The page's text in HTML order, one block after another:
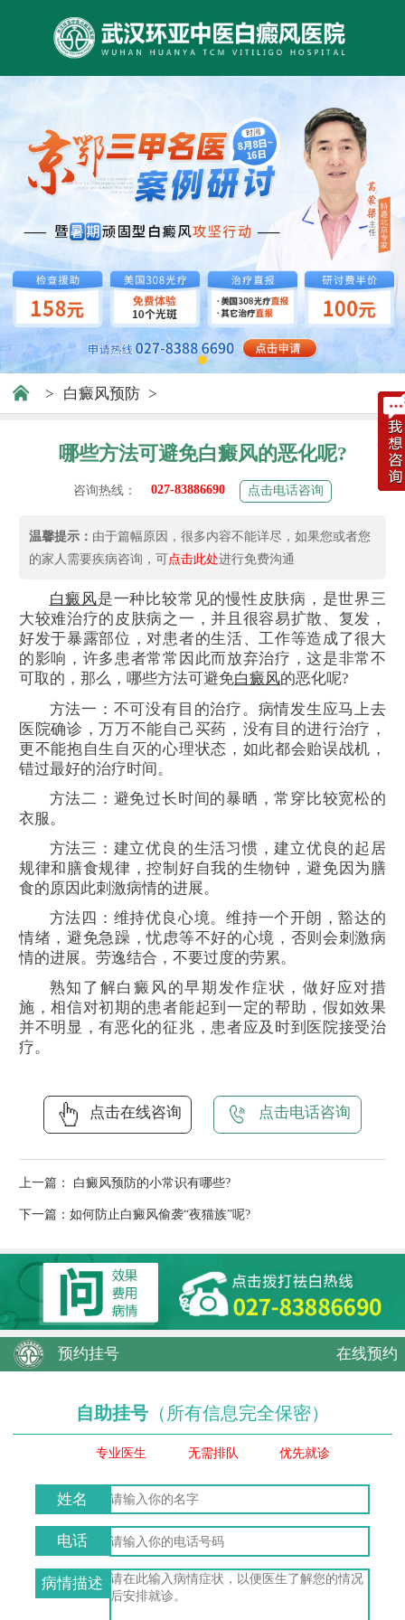
> 白癜风预防 >
哪些方法可避免白癜风的恶化呢?
咨询热线： 027-83886690 点击电话咨询
温馨提示： 由于篇幅原因，很多内容不能详尽，如果您或者您
的家人需要疾病咨询，可点击此处进行免费沟通
白癜风是一种比较常见的慢性皮肤病，是世界三
大较难治疗的皮肤病之一，并且很容易扩散、复发，
好发于暴露部位，对患者的生活、工作等造成了很大
的影响，许多患者常常因此而放弃治疗，这是非常不
可取的，那么，哪些方法可避免白癜风的恶化呢?
方法一：不可没有目的治疗。病情发生应马上去
医院确诊，万万不能自己买药，没有目的进行治疗，
更不能抱自生自灭的心理状态，如此都会贻误战机，
错过最好的治疗时间。
方法二：避免过长时间的暴晒，常穿比较宽松的
衣服。
方法三：建立优良的生活习惯，建立优良的起居
规律和膳食规律，控制好自我的生物钟，避免因为膳
食的原因此刺激病情的进展。
方法四：维持优良心境。维持一个开朗，豁达的
情绪，避免急躁，忧虑等不好的心境，否则会刺激病
情的进展。劳逸结合，不要过度的劳累。
熟知了解白癜风的早期发作症状，做好应对措
施，相信对初期的患者能起到一定的帮助，假如效果
并不明显，有恶化的征兆，患者应及时到医院接受治
疗。
点击在线咨询 点击电话咨询
上一篇： 白癜风预防的小常识有哪些?
下一篇： 如何防止白癜风偷袭“夜猫族”呢?
预约挂号 在线预约
自助挂号 （所有信息完全保密）
专业医生 无需排队 优先就诊
姓名
电话
病情描述